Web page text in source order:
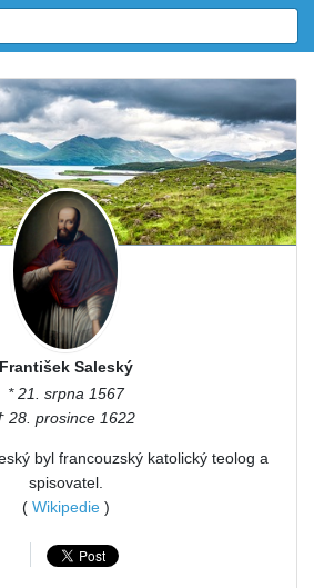
František Saleský
* 21. srpna 1567
28. prosince 1622
byl francouzský katolický teolog a
spisovatel.
( Wikipedie)